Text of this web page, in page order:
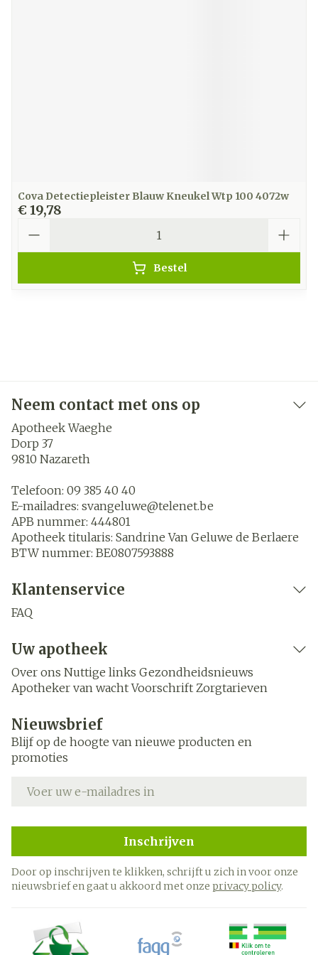
Cova Detectiepleister Blauw Kneukel Wtp 100 4072w
€ 19,78
Bestel
Neem contact met ons op
Apotheek Waeghe
Dorp 37
9810 Nazareth
Telefoon: 09 385 40 40
E-mailadres: svangeluwe@telenet.be
APB nummer: 444801
Apotheek titularis: Sandrine Van Geluwe de Berlaere
BTW nummer: BE0807593888
Klantenservice
FAQ
Uw apotheek
Over ons Nuttige links Gezondheidsnieuws
Apotheker van wacht Voorschrift Zorgtarieven
Nieuwsbrief
Blijf op de hoogte van nieuwe producten en
promoties
Inschrijven
Door op inschrijven te klikken, schrijft u zich in voor onze
nieuwsbrief en gaat u akkoord met onze privacy policy.